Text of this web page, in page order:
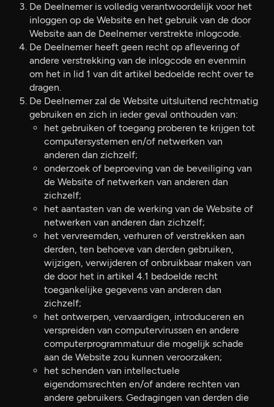
De Deelnemer is volledig verantwoordelijk voor het
inloggen op de Website en het gebruik van de door
Website aan de Deelnemer verstrekte inlogcode.
De Deelnemer heeft geen recht op aflevering of
andere verstrekking van de inlogcode en evenmin
om het in lid 1 van dit artikel bedoelde recht over te
dragen.
De Deelnemer zal de Website uitsluitend rechtmatig
gebruiken en zich in ieder geval onthouden van:
het gebruiken of toegang proberen te krijgen tot
computersystemen en/of netwerken van
anderen dan zichzelf;
onderzoek of beproeving van de beveiliging van
de Website of netwerken van anderen dan
zichzelf;
het aantasten van de werking van de Website of
netwerken van anderen dan zichzelf;
het vervreemden, verhuren of verstrekken aan
derden, ten behoeve van derden gebruiken,
wijzigen, verwijderen of onbruikbaar maken van
de door het in artikel 4.1 bedoelde recht
toegankelijke gegevens van anderen dan
zichzelf;
het ontwerpen, vervaardigen, introduceren en
verspreiden van computervirussen en andere
computerprogrammatuur die mogelijk schade
aan de Website zou kunnen veroorzaken;
het schenden van intellectuele
eigendomsrechten en/of andere rechten van
andere gebruikers. Gedragingen van derden die